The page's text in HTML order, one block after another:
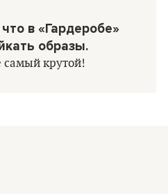
в «Гардеробе»
образы.
самый крутой!